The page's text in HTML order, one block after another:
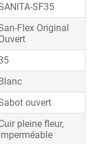
SF35
Flex Original
ouvert
pleine fleur,